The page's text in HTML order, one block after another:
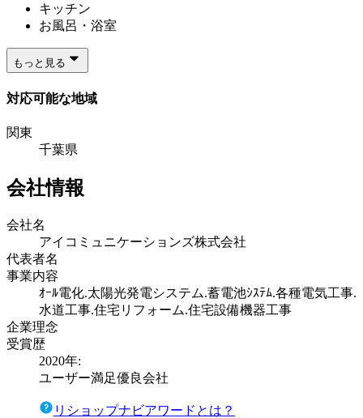
キッチン
お風呂・浴室
もっと見る
対応可能な地域
関東
千葉県
会社情報
会社名
アイコミュニケーションズ株式会社
代表者名
事業内容
ｵｰﾙ電化.太陽光発電システム.蓄電池ｼｽﾃﾑ.各種電気工事.
水道工事.住宅リフォーム.住宅設備機器工事
企業理念
受賞歴
2020年:
ユーザー満足優良会社
リショップナビアワードとは？